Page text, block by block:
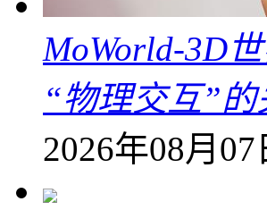
MoWorld-3D
“物理交互”
2026年08月07